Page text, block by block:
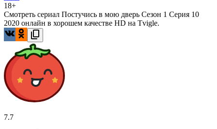
18+
Смотреть сериал Постучись в мою дверь Сезон 1 Серия 10
2020 онлайн в хорошем качестве HD на Tvigle.
7.7